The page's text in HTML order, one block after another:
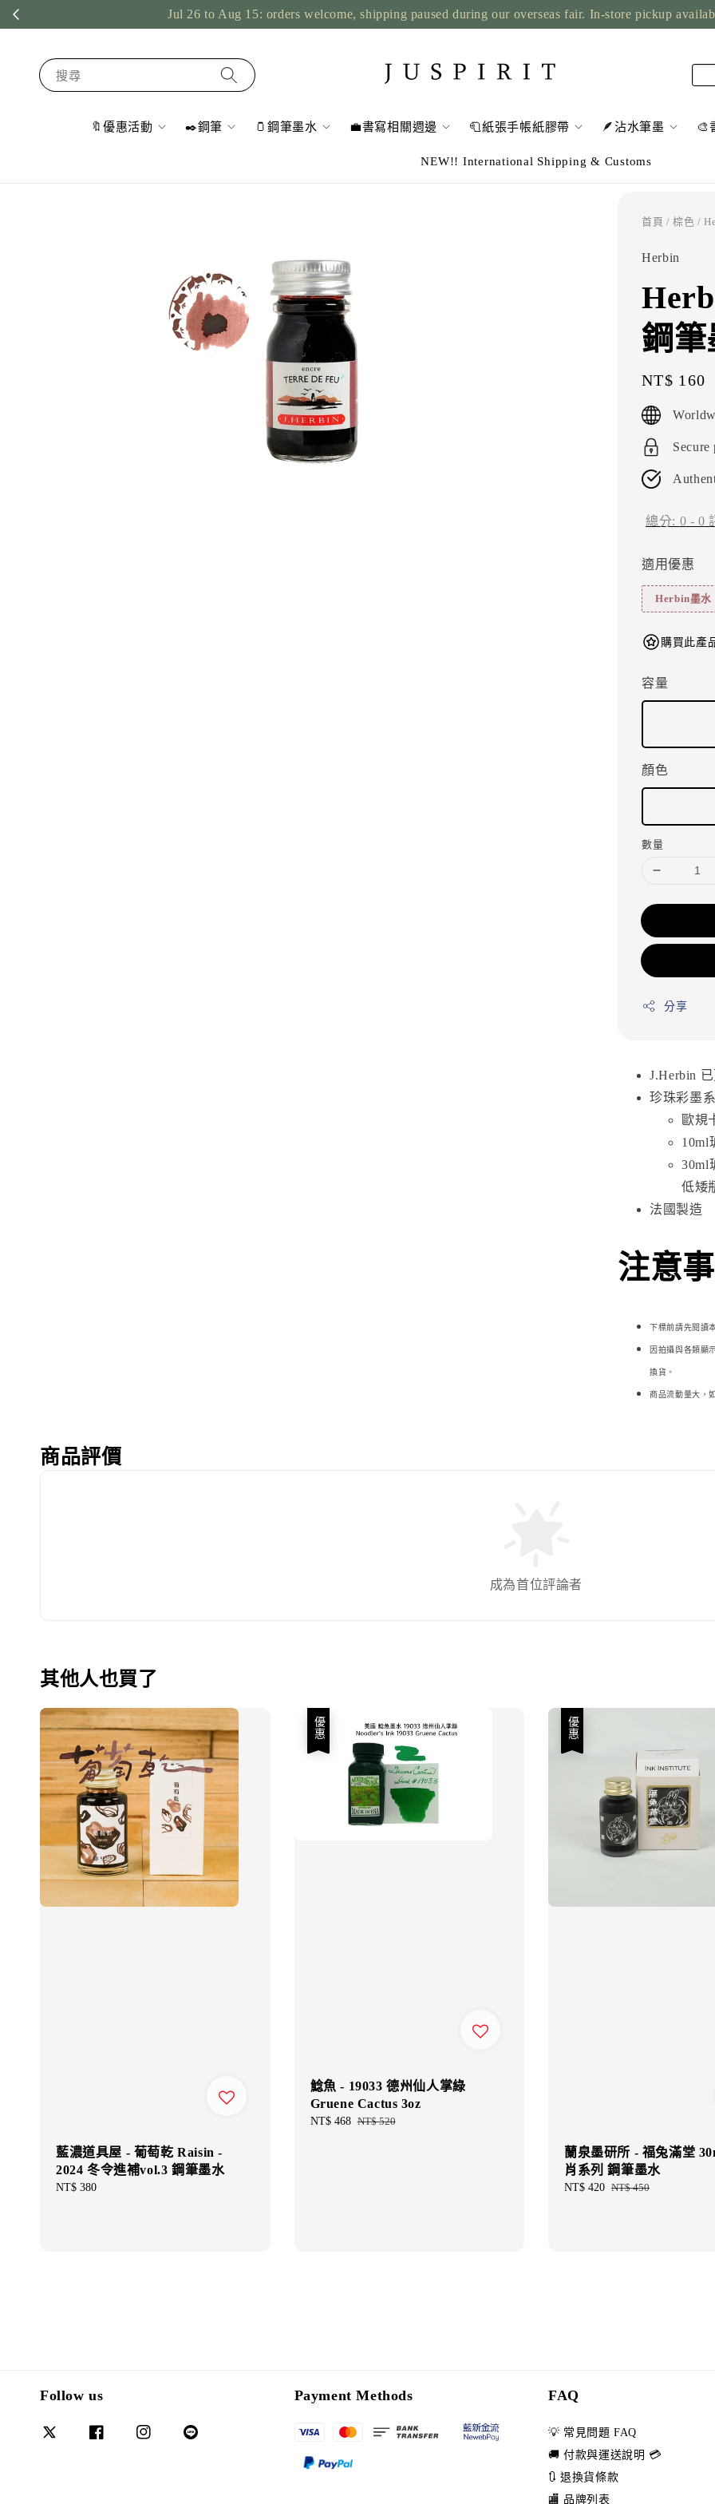
Jul 26 to Aug 15: orders welcome, shipping paused during our overseas fair. In-store pickup
搜尋
🔖優惠活動 ✒️鋼筆 🫙鋼筆墨水 💼書寫相關週邊 🧻紙張手帳紙膠帶 🪶沾水筆墨 🎨
NEW!! International Shipping & Customs
首頁 /棕色 /
Herbin
鋼筆
Regular
price
NT$ 160
Secure
總分: 0 -0
適用優惠
Herbin墨水
購買此產
容量
顏色
數量
分享
J.Herbin
珍珠彩墨
歐規
10ml
30ml
低矮
法國製造
注意
下標前請先閱讀
因拍攝與各類顯
換貨。
商品流動量大，
商品評價
成為首位評論者
其他人也買了
藍濃道具屋 - 葡萄乾 Raisin -
2024 冬令進補vol.3 鋼筆墨水
Regular
NT$ 380
優惠
鯰魚 - 19033 德州仙人掌綠
Gruene Cactus 3oz
Sale
NT$ 468 Regular
NT$ 520
優惠
蘭泉墨研所 - 福兔滿堂
肖系列 鋼筆墨水
Sale
NT$ 420 Regular
NT$ 450
Follow us Payment Methods FAQ
💡 常見問題 FAQ
🚚 付款與運送說明 💳
🔃 退換貨條款
🏬 品牌列表